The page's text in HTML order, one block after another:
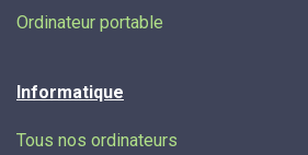
Ordinateur portable
Informatique
Tous nos ordinateurs